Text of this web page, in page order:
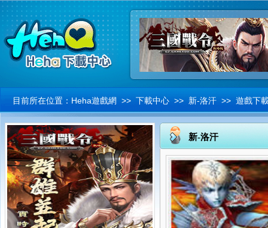
目前所在位置： Heha遊戲網 >> 下載中心 >> 新-洛汗 >> 遊戲下
新-洛汗